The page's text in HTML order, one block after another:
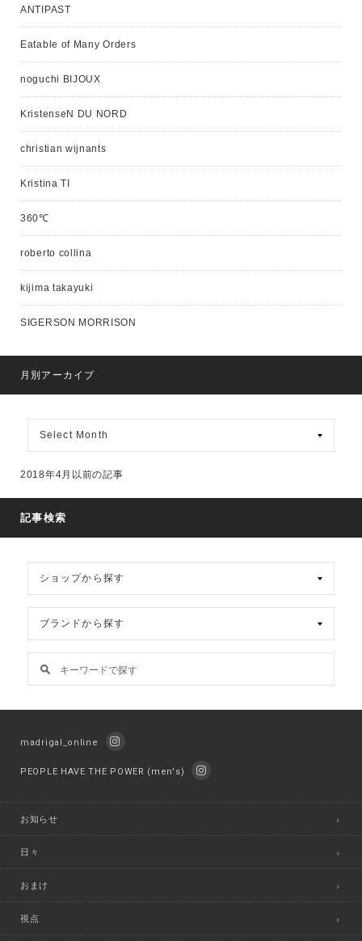
ANTIPAST
Eatable of Many Orders
noguchi BIJOUX
KristenseN DU NORD
christian wijnants
Kristina TI
360℃
roberto collina
kijima takayuki
SIGERSON MORRISON
月別アーカイブ
ア
カ
2018年4月以前の記事
記事検索
madrigal_online
PEOPLE HAVE THE POWER (men's)
お知らせ
日々
おまけ
視点